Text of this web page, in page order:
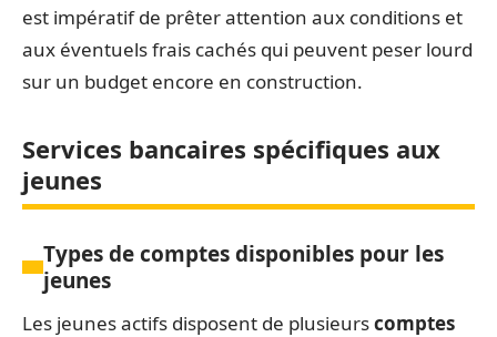
est impératif de prêter attention aux conditions et
aux éventuels frais cachés qui peuvent peser lourd
sur un budget encore en construction.
Services bancaires spécifiques aux
jeunes
Types de comptes disponibles pour les
jeunes
Les jeunes actifs disposent de plusieurscomptes